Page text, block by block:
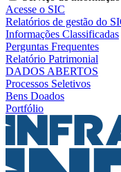
Acesse o SIC
Relatórios de gestão do
Informações Classificadas
Perguntas Frequentes
Relatório Patrimonial
DADOS ABERTOS
Processos Seletivos
Bens Doados
Portfólio